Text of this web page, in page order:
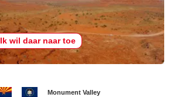
Ik wil daar naar toe
Monument Valley